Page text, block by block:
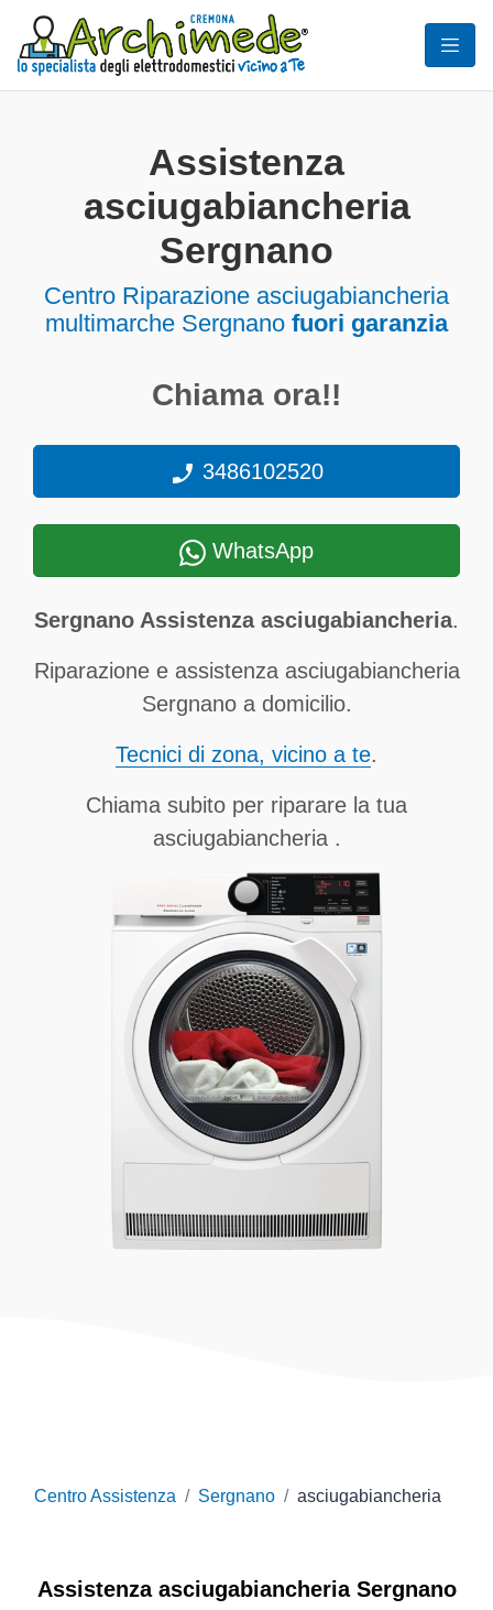
Assistenza
asciugabiancheria
Sergnano
Centro Riparazione asciugabiancheria
multimarche Sergnano fuori garanzia
Chiama ora!!
3486102520
WhatsApp
Sergnano Assistenza asciugabiancheria.
Riparazione e assistenza asciugabiancheria
Sergnano a domicilio.
Tecnici di zona, vicino a te.
Chiama subito per riparare la tua
asciugabiancheria .
Centro Assistenza Sergnano asciugabiancheria
Assistenza asciugabiancheriaSergnano